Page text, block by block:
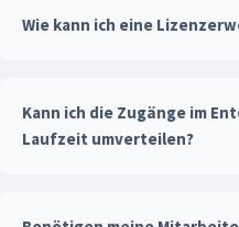
Wie kann ich eine
Kann ich die Zugänge im
Laufzeit umverteilen?